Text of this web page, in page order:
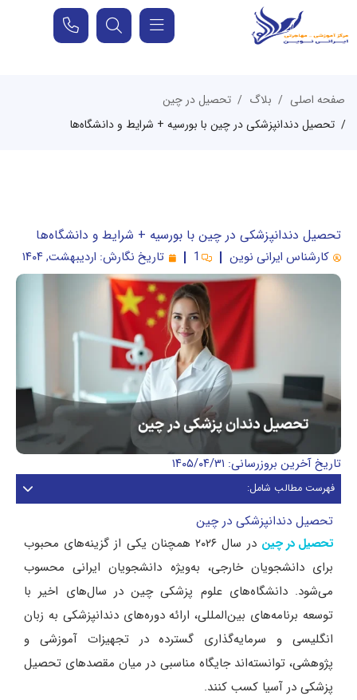
صفحه اصلی بلاگ
تحصیل در چین
تحصیل دندانپزشکی در چین با بورسیه + شرایط و دانشگاه‌ها
تحصیل دندانپزشکی در چین با بورسیه + شرایط و دانشگاه‌ها
کارشناس ایرانی نوین 1 تاریخ نگارش: اردیبهشت, ۱۴۰۴
تاریخ آخرین بروزرسانی: ۱۴۰۵/۰۴/۳۱
فهرست مطالب شامل:
تحصیل دندانپزشکی در چین
تحصیل در چین
در سال ۲۰۲۶ همچنان یکی از گزینه‌های محبوب
برای دانشجویان خارجی، به‌ویژه دانشجویان ایرانی محسوب
می‌شود. دانشگاه‌های علوم پزشکی چین در سال‌های اخیر با
توسعه برنامه‌های بین‌المللی، ارائه دوره‌های دندانپزشکی به زبان
انگلیسی و سرمایه‌گذاری گسترده در تجهیزات آموزشی و
پژوهشی، توانسته‌اند جایگاه مناسبی در میان مقصدهای تحصیل
پزشکی در آسیا کسب کنند.